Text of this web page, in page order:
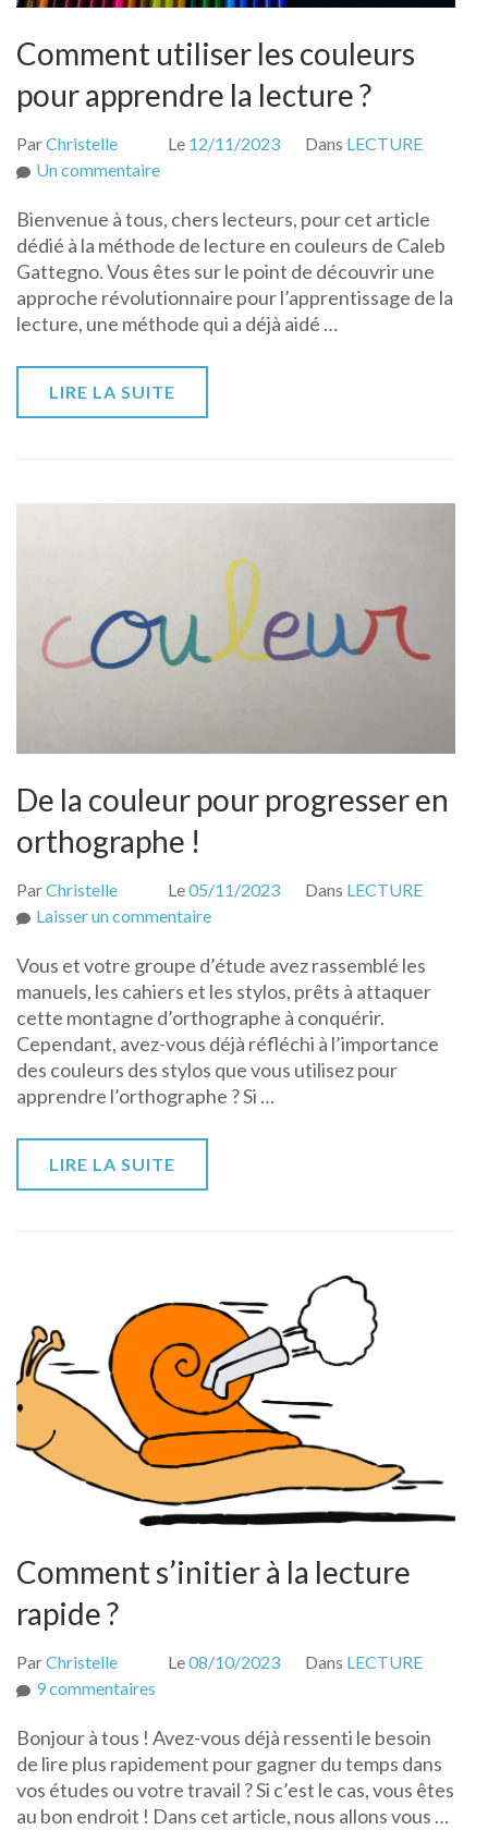
Comment utiliser les couleurs
pour apprendre la lecture ?
ParChristelle Le 12/11/2023 Dans LECTURE
Un commentairesur
utiliser
les
couleurs
pour
apprendre
?
Bienvenue à tous, chers lecteurs, pour cet article
dédié à la méthode de lecture en couleurs de Caleb
Gattegno. Vous êtes sur le point de découvrir une
approche révolutionnaire pour l’apprentissage de la
lecture, une méthode qui a déjà aidé …
LIRE LA SUITE
De la couleur pour progresser en
orthographe !
ParChristelle Le05/11/2023 Dans LECTURE
Laisser un commentairesur
la
couleur
pour
progresser
en
orthographe
Vous et votre groupe d’étude avez rassemblé les
manuels, les cahiers et les stylos, prêts à attaquer
cette montagne d’orthographe à conquérir.
Cependant, avez-vous déjà réfléchi à l’importance
des couleurs des stylos que vous utilisez pour
apprendre l’orthographe ? Si …
LIRE LA SUITE
Comment s’initier à la lecture
rapide ?
ParChristelle Le08/10/2023 Dans LECTURE
9 commentaires
s’initier
à
la
lecture
Bonjour à tous ! Avez-vous déjà ressenti le besoin
de lire plus rapidement pour gagner du temps dans
vos études ou votre travail ? Si c’est le cas, vous êtes
au bon endroit ! Dans cet article, nous allons vous …